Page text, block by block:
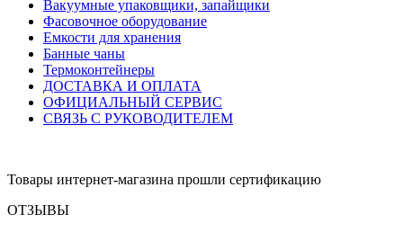
Вакуумные упаковщики, запайщики
Фасовочное оборудование
Емкости для хранения
Банные чаны
Термоконтейнеры
ДОСТАВКА И ОПЛАТА
ОФИЦИАЛЬНЫЙ СЕРВИС
СВЯЗЬ С РУКОВОДИТЕЛЕМ
Товары интернет-магазина прошли сертификацию
ОТЗЫВЫ